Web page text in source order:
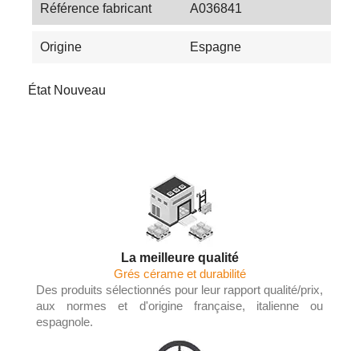
Référence fabricant A036841
Origine Espagne
État Nouveau
La meilleure qualité
Grés cérame et durabilité
Des produits sélectionnés pour leur rapport qualité/prix,
aux normes et d'origine française, italienne ou
espagnole.